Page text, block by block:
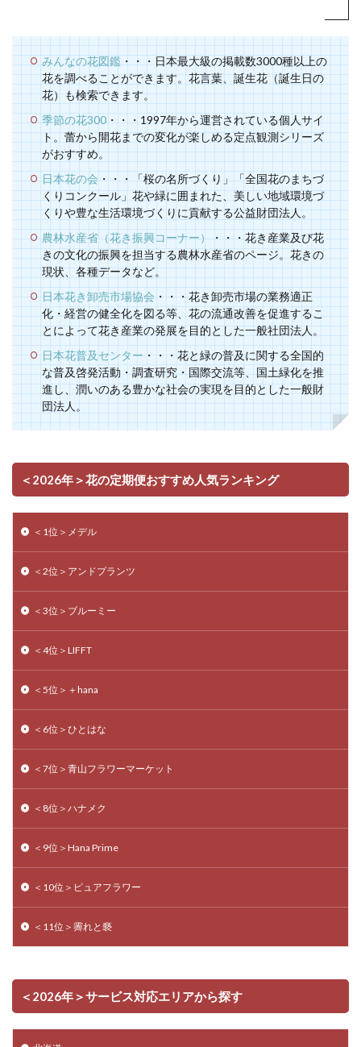
みんなの花図鑑 ・・・日本最大級の掲載数3000種以上の
花を調べることができます。花言葉、誕生花（誕生日の
花）も検索できます。
季節の花300・・・1997年から運営されている個人サイ
ト。蕾から開花までの変化が楽しめる定点観測シリーズ
がおすすめ。
日本花の会・・・「桜の名所づくり」「全国花のまちづ
くりコンクール」花や緑に囲まれた、美しい地域環境づ
くりや豊な生活環境づくりに貢献する公益財団法人。
農林水産省（花き振興コーナー）・・・花き産業及び花
きの文化の振興を担当する農林水産省のページ。花きの
現状、各種データなど。
日本花き卸売市場協会・・・花き卸売市場の業務適正
化・経営の健全化を図る等、花の流通改善を促進するこ
とによって花き産業の発展を目的とした一般社団法人。
日本花普及センター・・・花と緑の普及に関する全国的
な普及啓発活動・調査研究・国際交流等、国土緑化を推
進し、潤いのある豊かな社会の実現を目的とした一般財
団法人。
＜2026年＞花の定期便おすすめ人気ランキング
＜1位＞メデル
＜2位＞アンドプランツ
＜3位＞ブルーミー
＜4位＞LIFFT
＜5位＞＋hana
＜6位＞ひとはな
＜7位＞青山フラワーマーケット
＜8位＞ハナメク
＜9位＞Hana Prime
＜10位＞ピュアフラワー
＜11位＞霽れと褻
＜2026年＞サービス対応エリアから探す